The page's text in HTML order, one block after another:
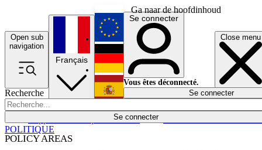
Ga naar de hoofdinhoud
Open sub
navigation
Close menu
Recherche
Se connecter
POLICY AREAS
Économie
Français
English
Deutsch
Español
Se connecter
Vous êtes déconnecté.
Se connecter
POLITIQUE